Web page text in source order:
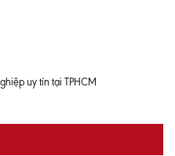
uy tín tại TPHCM